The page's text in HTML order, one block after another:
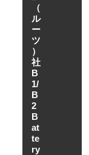
（
ル
ー
ツ
）
社
B
1/
B
2
B
at
te
ry